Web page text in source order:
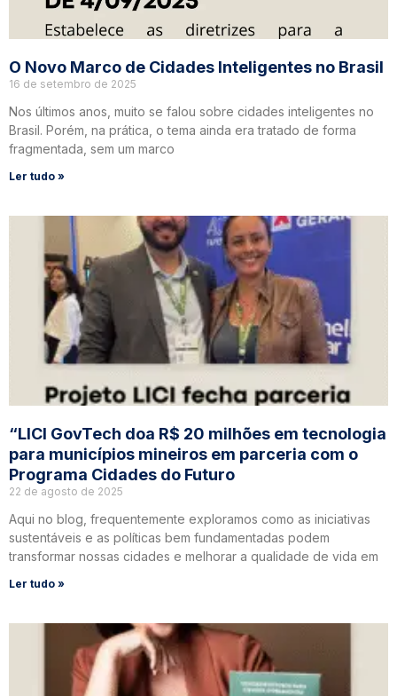
O Novo Marco de Cidades Inteligentes no Brasil
16 de setembro de 2025
Nos últimos anos, muito se falou sobre cidades inteligentes no
Brasil. Porém, na prática, o tema ainda era tratado de forma
fragmentada, sem um marco
Ler tudo »
“LICI GovTech doa R$ 20 milhões em tecnologia
para municípios mineiros em parceria com o
Programa Cidades do Futuro
22 de agosto de 2025
Aqui no blog, frequentemente exploramos como as iniciativas
sustentáveis e as políticas bem fundamentadas podem
transformar nossas cidades e melhorar a qualidade de vida em
Ler tudo »